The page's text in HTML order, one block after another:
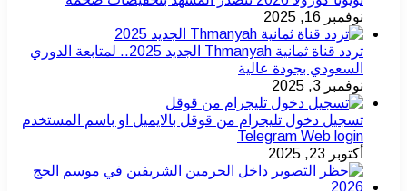
نوفمبر 16, 2025
تردد قناة ثمانية Thmanyah الجديد 2025.. لمتابعة الدوري
السعودي بجودة عالية
نوفمبر 3, 2025
تسجيل دخول تليجرام من قوقل بالايميل او باسم المستخدم
Telegram Web login
أكتوبر 23, 2025